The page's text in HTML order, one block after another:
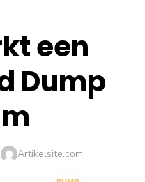
een
Dump
Auteur
Artikelsite.com